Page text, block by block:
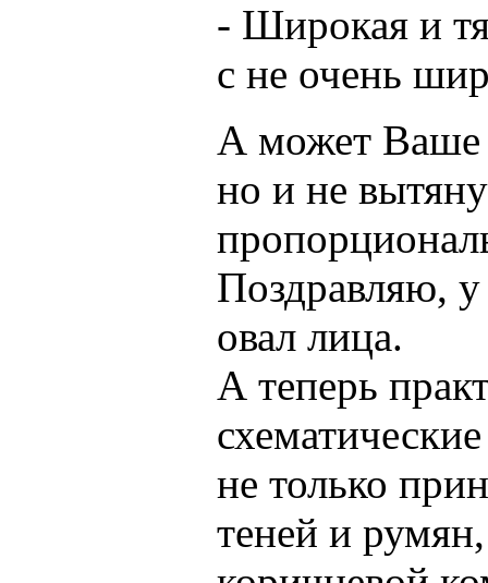
- Широкая и
с не очень
А может Ваше
но и не
Поздравляю, у
овал лица.
А теперь
не только
теней и